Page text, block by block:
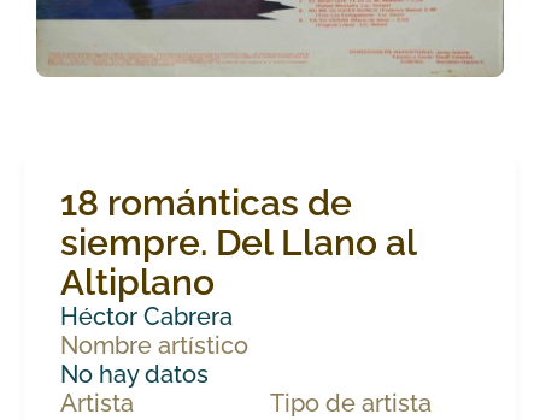
18 románticas de
siempre. Del Llano al
Altiplano
Héctor Cabrera
Nombre artístico
No hay datos
Artista
Tipo de artista